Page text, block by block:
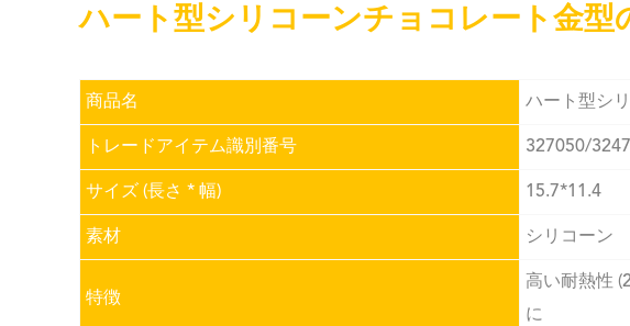
ハート型シリコーンチョコレート金型
商品名 ハート型シ
トレードアイテム識別番号 327050/
サイズ (長さ * 幅) 15.7*11.4
素材 シリコーン
特徴
高い耐熱性
に